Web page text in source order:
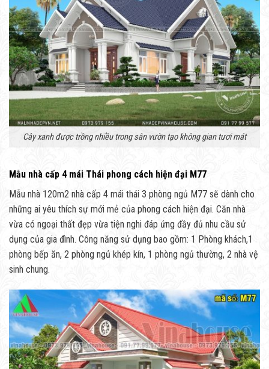
Cây xanh được trồng nhiều trong sân vườn tạo không gian tươi mát
Mẫu nhà cấp 4 mái Thái phong cách hiện đại M77
Mẫu nhà 120m2 nhà cấp 4 mái thái 3 phòng ngủ M77 sẽ dành cho
những ai yêu thích sự mới mẻ của phong cách hiện đại. Căn nhà
vừa có ngoại thất đẹp vừa tiện nghi đáp ứng đầy đủ nhu cầu sử
dụng của gia đình. Công năng sử dụng bao gồm: 1 Phòng khách,1
phòng bếp ăn, 2 phòng ngủ khép kín, 1 phòng ngủ thường, 2 nhà vệ
sinh chung.